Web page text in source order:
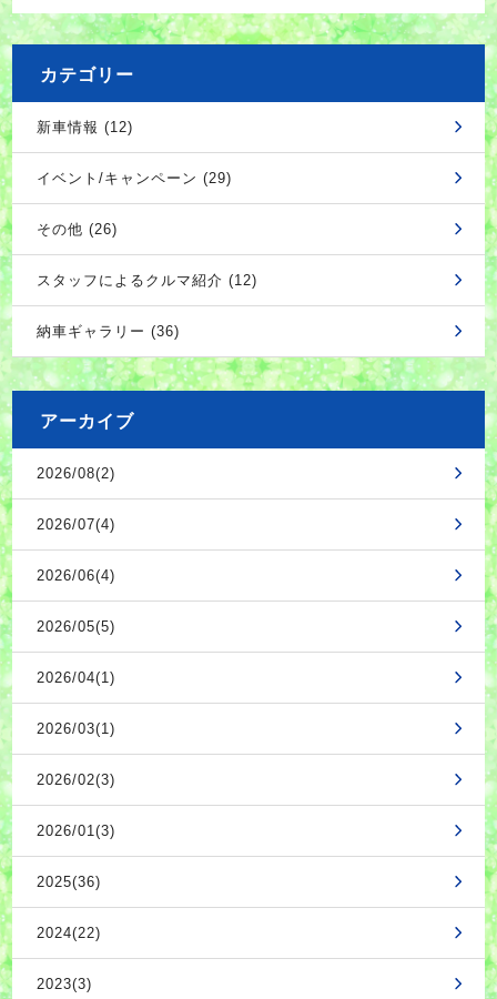
カテゴリー
新車情報 (12)
イベント/キャンペーン (29)
その他 (26)
スタッフによるクルマ紹介 (12)
納車ギャラリー (36)
アーカイブ
2026/08(2)
2026/07(4)
2026/06(4)
2026/05(5)
2026/04(1)
2026/03(1)
2026/02(3)
2026/01(3)
2025(36)
2024(22)
2023(3)